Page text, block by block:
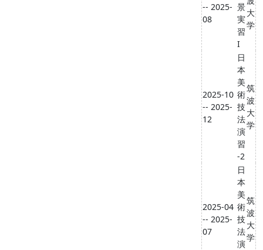
-- 2025-
08
景
実
習
I
大
学
2025-10
-- 2025-
12
日
本
美
術
技
法
演
習
-2
筑
波
大
学
2025-04
-- 2025-
07
日
本
美
術
技
法
演
筑
波
大
学